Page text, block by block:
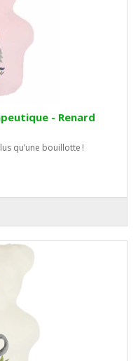
- Renard
qu’une bouillotte !